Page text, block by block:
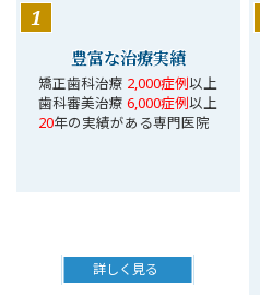
1
豊富な治療実績
矯正歯科治療 2,000症例以上
歯科審美治療6,000症例以上
20年の実績がある専門医院
詳しく見る